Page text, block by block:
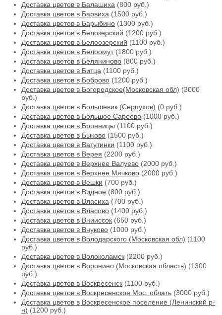
Доставка цветов в Балашиха (800 руб.)
Доставка цветов в Барвиха (1500 руб.)
Доставка цветов в Барыбино (1300 руб.)
Доставка цветов в Белозерский (1200 руб.)
Доставка цветов в Белоозерский (1100 руб.)
Доставка цветов в Белоомут(1800 руб.)
Доставка цветов в Беляниново (800 руб.)
Доставка цветов в Битца (1100 руб.)
Доставка цветов в Боброво (1200 руб.)
Доставка цветов в Богородское(Московская обл) (3000
руб.)
Доставка цветов в Большевик (Серпухов) (0 руб.)
Доставка цветов в Большое Сареево (1000 руб.)
Доставка цветов в Бронницы (1100 руб.)
Доставка цветов в Быково (1500 руб.)
Доставка цветов в Ватутинки (1100 руб.)
Доставка цветов в Верея (2200 руб.)
Доставка цветов в Верхнее Валуево (2000 руб.)
Доставка цветов в Верхнее Мячково (2000 руб.)
Доставка цветов в Вешки (700 руб.)
Доставка цветов в Видное (800 руб.)
Доставка цветов в Власиха (700 руб.)
Доставка цветов в Власово (1400 руб.)
Доставка цветов в Внииссок (650 руб.)
Доставка цветов в Внуково (1000 руб.)
Доставка цветов в Володарского (Московская обл) (1100
руб.)
Доставка цветов в Волоколамск (2200 руб.)
Доставка цветов в Воронино (Московская область) (1300
руб.)
Доставка цветов в Воскресенск (1100 руб.)
Доставка цветов в Воскресенское Мос. облать (3000 руб.)
Доставка цветов в Воскресенское поселение (Ленинский р-
н) (1200 руб.)